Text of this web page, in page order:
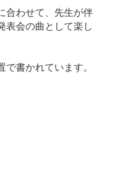
合わせて、先生が伴
表会の曲として楽し
書かれています。